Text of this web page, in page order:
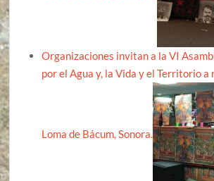
Organizaciones invitan a la VI
por el Agua y, la Vida y el Territorio a
Loma de Bácum, Sonora.